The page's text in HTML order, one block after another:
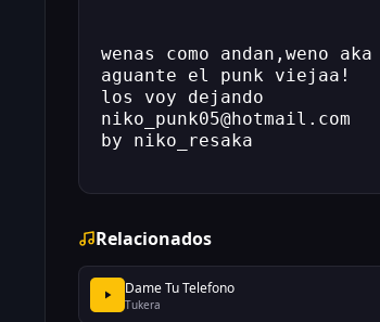
wenas como andan,weno
aguante el punk viejaa!
los voy dejando
niko_punk05@hotmail.com
by niko_resaka
Relacionados
Dame Tu Telefono
Tukera